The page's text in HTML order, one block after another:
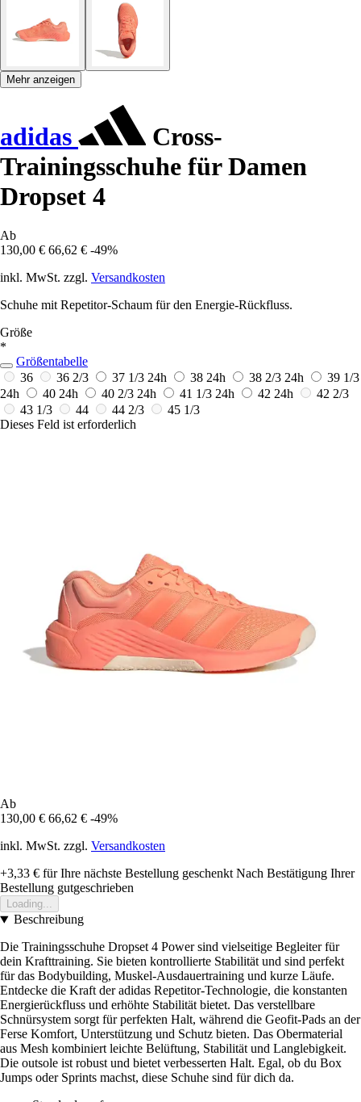
Mehr anzeigen
adidas
Cross-
Trainingsschuhe für Damen
Dropset 4
Ab
130,00 € 66,62 € -49%
inkl. MwSt. zzgl. Versandkosten
Schuhe mit Repetitor-Schaum für den Energie-Rückfluss.
Größe
*
Größentabelle
36
36 2/3 37 1/3 24h 38 24h 38 2/3 24h
39 1/3
24h
40 24h 40 2/3 24h 41 1/3 24h 42 24h
42 2/3
43 1/3
44 44 2/3
45 1/3
Dieses Feld ist erforderlich
Ab
130,00 € 66,62 € -49%
inkl. MwSt. zzgl. Versandkosten
+3,33 € für Ihre nächste Bestellung geschenkt Nach Bestätigung Ihrer
Bestellung gutgeschrieben
Loading...
Beschreibung
Die Trainingsschuhe Dropset 4 Power sind vielseitige Begleiter für
dein Krafttraining. Sie bieten kontrollierte Stabilität und sind perfekt
für das Bodybuilding, Muskel-Ausdauertraining und kurze Läufe.
Entdecke die Kraft der adidas Repetitor-Technologie, die konstanten
Energierückfluss und erhöhte Stabilität bietet. Das verstellbare
Schnürsystem sorgt für perfekten Halt, während die Geofit-Pads an der
Ferse Komfort, Unterstützung und Schutz bieten. Das Obermaterial
aus Mesh kombiniert leichte Belüftung, Stabilität und Langlebigkeit.
Die outsole ist robust und bietet verbesserten Halt. Egal, ob du Box
Jumps oder Sprints machst, diese Schuhe sind für dich da.